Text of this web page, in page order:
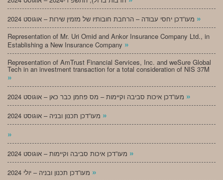
»
Representation of Mr. Uri Omid and Ankor Insurance Company Ltd., in
Establishing a New Insurance Company »
Representation of AmTrust Financial Services, Inc. and weSure Global
Tech in an investment transaction for a total consideration of NIS 37M
»
»
»
»
»
»